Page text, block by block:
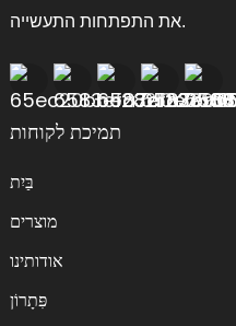
את התפתחות התעשייה.
תמיכת לקוחות
בַּיִת
מוצרים
אודותינו
פִּתָרוֹן